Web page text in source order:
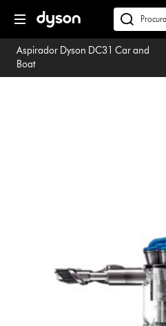
seguinte
Pesquisar
em
dyson.pt
Aspirador Dyson DC31 Car and
Boat